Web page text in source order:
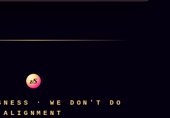
z/S
· WE DON'T DO
ALIGNMENT